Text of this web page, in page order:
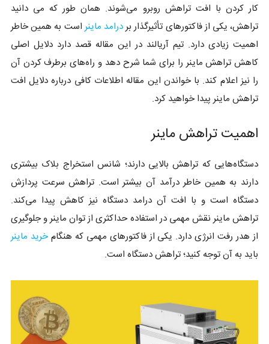
کار کردن با افت تراهش روبرو می‌شوند. همان طور که می دانید
تراهش، یکی از فاکتورهای تأثیرگذار بردرامد ماینر است به همین خاطر
اهمیت زیادی دارد. تیم آریالند در این مقاله قصد دارد دلایل اصلی
کاهش تراهش ماینر را برای شما شرح دهد و راه‌های برطرف کردن آن
را نیز اعلام کند. با خواندن این مقاله اطلاعات کافی درباره دلایل افت
تراهش ماینر پیدا خواهید کرد.
اهمیت تراهش ماینر
دستگاه‌هایی که تراهش بالایی دارند؛ شانس استخراج بلاک بیشتری
دارند به همین خاطر درآمد آن بیشتر است. تراهش سرعت پردازش
دستگاه است و با افت آن درامد دستگاه نیز کاهش پیدا می‌کند.
تراهش ماینر نقش مهمی در استفاده حداکثری از توان ماینر و جلوگیری
از هدر رفت انرژی دارد. یکی از فاکتورهای مهمی که هنگامخرید ماینر
باید به آن توجه کنید؛ تراهش دستگاه است.